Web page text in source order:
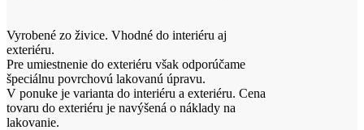
Vyrobené zo živice. Vhodné do interiéru aj
exteriéru.
Pre umiestnenie do exteriéru však odporúčame
špeciálnu povrchovú lakovanú úpravu.
V ponuke je varianta do interiéru a exteriéru. Cena
tovaru do exteriéru je navýšená o náklady na
lakovanie.